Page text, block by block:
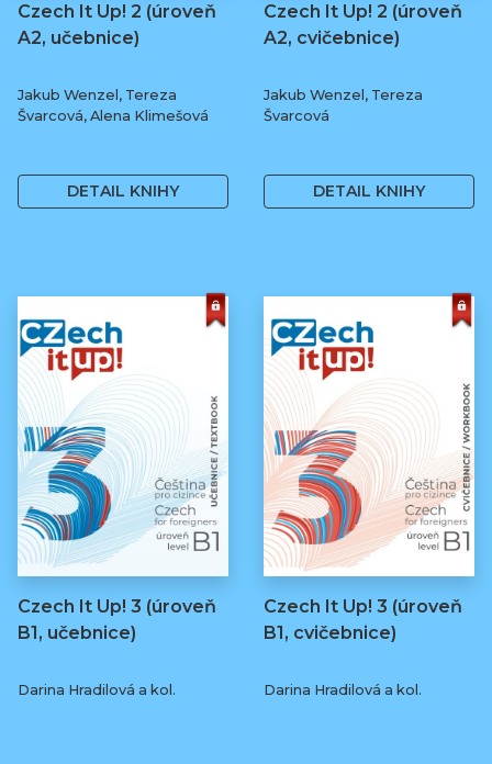
Czech It Up! 2 (úroveň
A2, učebnice)
Jakub Wenzel, Tereza
Švarcová, Alena Klimešová
DETAIL KNIHY
Czech It Up! 2 (úroveň
A2, cvičebnice)
Jakub Wenzel, Tereza
Švarcová
DETAIL KNIHY
Czech It Up! 3 (úroveň
B1, učebnice)
Darina Hradilová a kol.
Czech It Up! 3 (úroveň
B1, cvičebnice)
Darina Hradilová a kol.